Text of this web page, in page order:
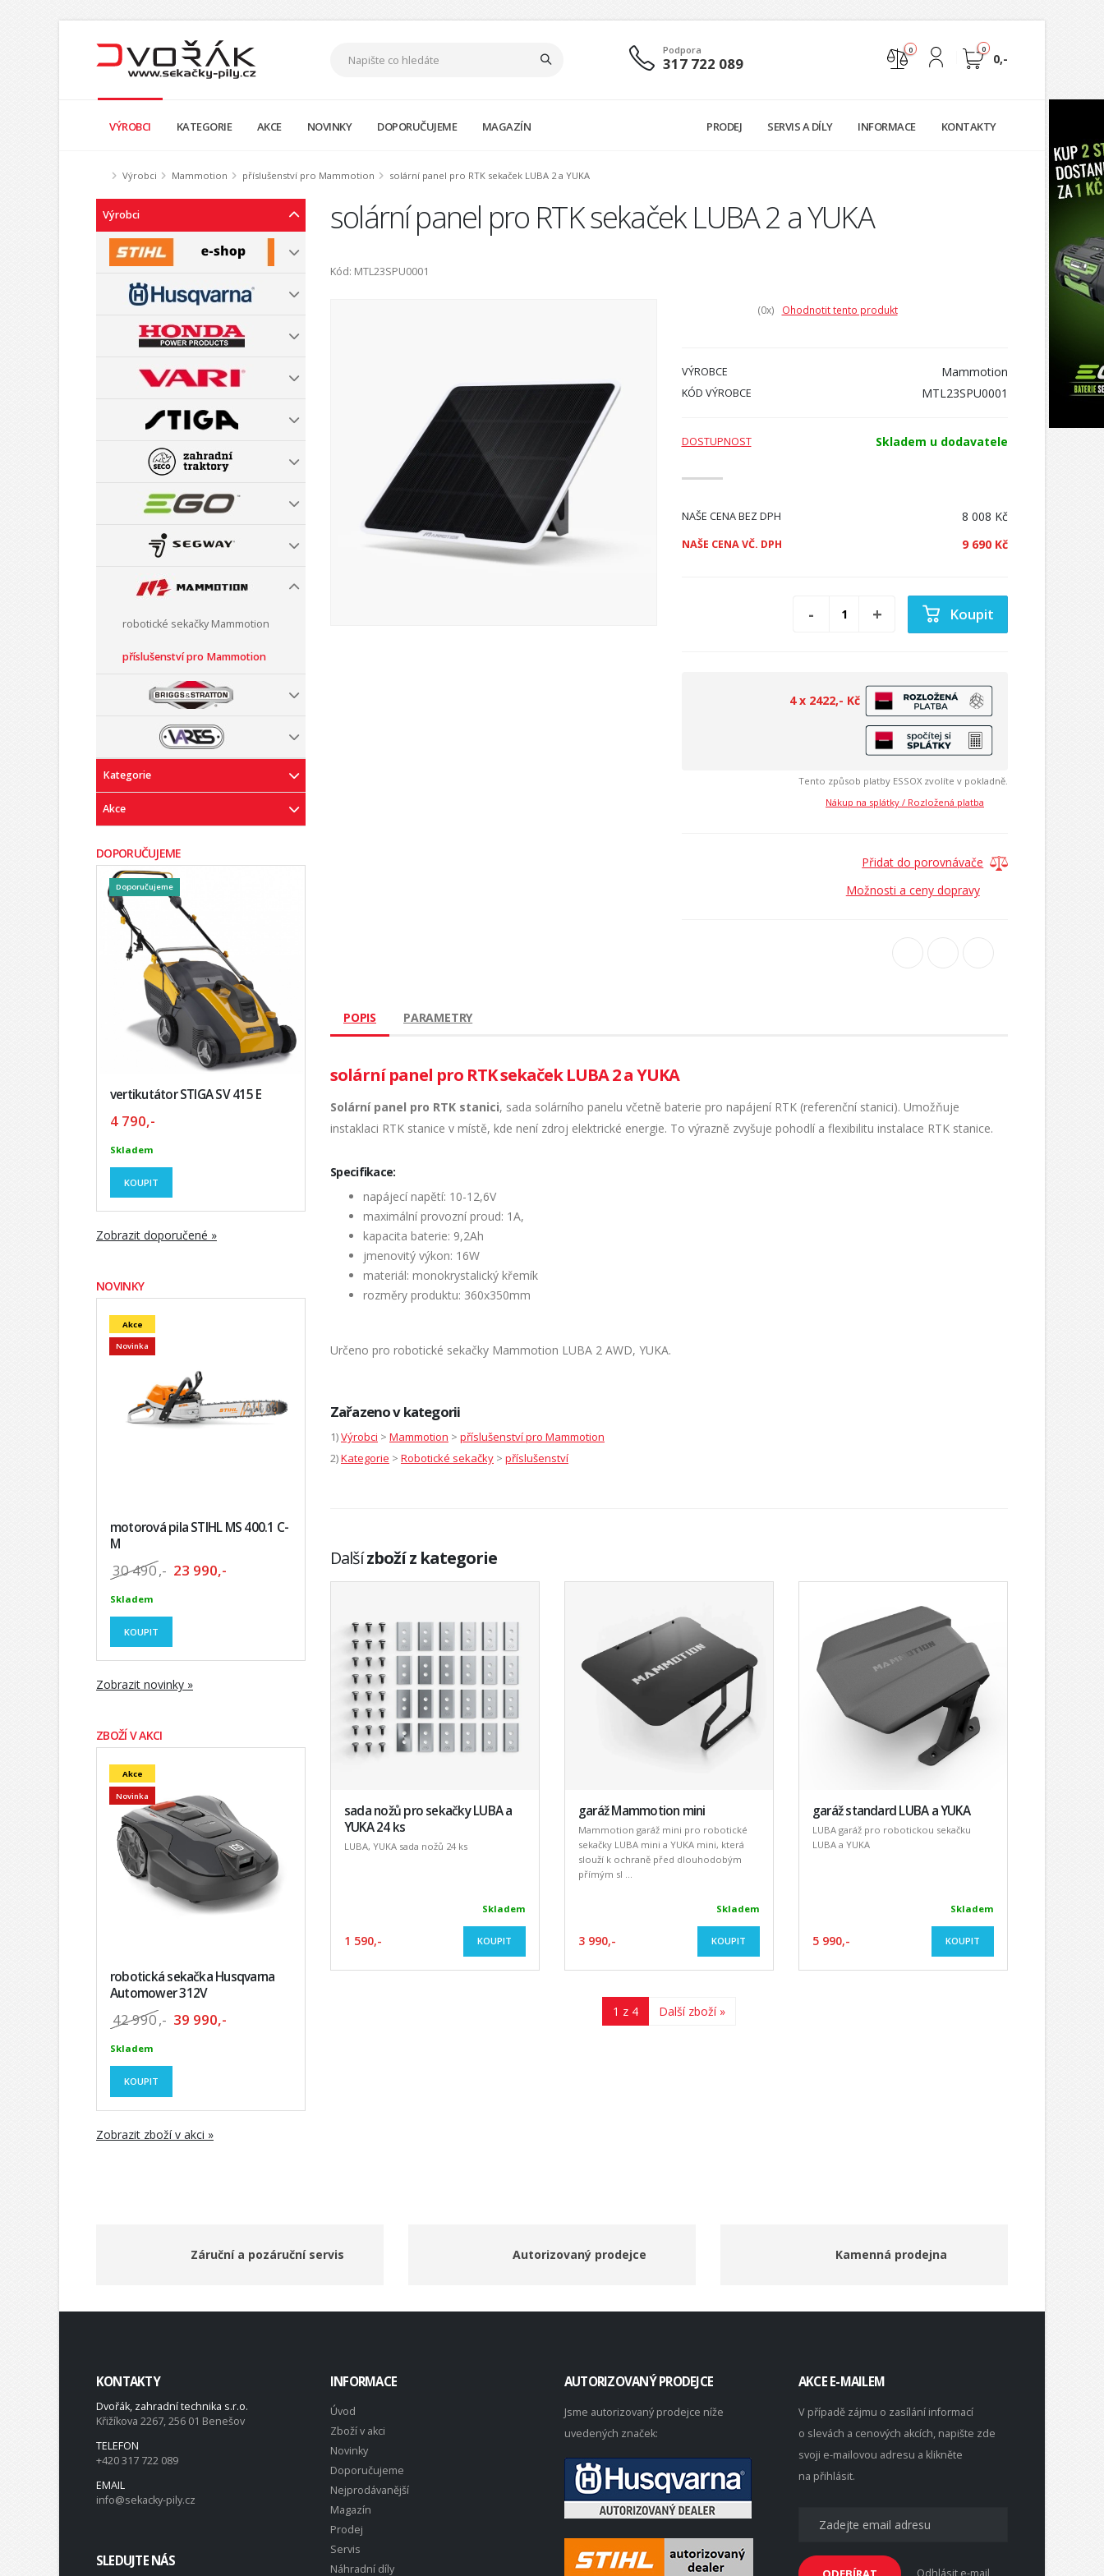
Podpora
317 722 089
0
0,-
0
VÝROBCI KATEGORIE AKCE NOVINKY DOPORUČUJEME MAGAZÍN PRODEJ SERVIS A DÍLY INFORMACE KONTAKTY
Výrobci Mammotion příslušenství pro Mammotion solární panel pro RTK sekaček LUBA 2 a YUKA
Výrobci
robotické sekačky Mammotion
příslušenství pro Mammotion
Kategorie
Akce
DOPORUČUJEME
Doporučujeme
vertikutátor STIGA SV 415 E
4 790,-
Skladem
KOUPIT
Zobrazit doporučené »
NOVINKY
Akce
Novinka
motorová pila STIHL MS 400.1 C-
M
30 490,- 23 990,-
Skladem
KOUPIT
Zobrazit novinky »
ZBOŽÍ V AKCI
Akce
Novinka
robotická sekačka Husqvarna
Automower 312V
42 990,- 39 990,-
Skladem
KOUPIT
Zobrazit zboží v akci »
solární panel pro RTK sekaček LUBA 2 a YUKA
Kód: MTL23SPU0001
(0x) Ohodnotit tento produkt
VÝROBCE Mammotion
KÓD VÝROBCE MTL23SPU0001
DOSTUPNOST Skladem u dodavatele
NAŠE CENA BEZ DPH 8 008 Kč
NAŠE CENA VČ. DPH 9 690 Kč
Koupit
4 x 2422,- Kč
Tento způsob platby ESSOX zvolíte v pokladně.
Nákup na splátky / Rozložená platba
Přidat do porovnávače
Možnosti a ceny dopravy
POPIS PARAMETRY
solární panel pro RTK sekaček LUBA 2 a YUKA
Solární panel pro RTK stanici, sada solárního panelu včetně baterie pro napájení RTK (referenční stanici). Umožňuje
instaklaci RTK stanice v místě, kde není zdroj elektrické energie. To výrazně zvyšuje pohodlí a flexibilitu instalace RTK stanice.
Specifikace:
napájecí napětí: 10-12,6V
maximální provozní proud: 1A,
kapacita baterie: 9,2Ah
jmenovitý výkon: 16W
materiál: monokrystalický křemík
rozměry produktu: 360x350mm
Určeno pro robotické sekačky Mammotion LUBA 2 AWD, YUKA.
Zařazeno v kategorii
1)Výrobci > Mammotion > příslušenství pro Mammotion
2)Kategorie > Robotické sekačky > příslušenství
Dalšízboží z kategorie
sada nožů pro sekačky LUBA a
YUKA 24 ks
LUBA, YUKA sada nožů 24 ks
Skladem
1 590,- KOUPIT
garáž Mammotion mini
Mammotion garáž mini pro robotické
sekačky LUBA mini a YUKA mini, která
slouží k ochraně před dlouhodobým
přímým sl ...
Skladem
3 990,- KOUPIT
garáž standard LUBA a YUKA
LUBA garáž pro robotickou sekačku
LUBA a YUKA
Skladem
5 990,- KOUPIT
1 z 4 Další zboží »
Záruční a pozáruční servis Autorizovaný prodejce Kamenná prodejna
KONTAKTY
Dvořák, zahradní technika s.r.o.
Křižíkova 2267, 256 01 Benešov
TELEFON
+420 317 722 089
EMAIL
info@sekacky-pily.cz
SLEDUJTE NÁS
INFORMACE
Úvod
Zboží v akci
Novinky
Doporučujeme
Nejprodávanější
Magazín
Prodej
Servis
Náhradní díly
AUTORIZOVANÝ PRODEJCE
Jsme autorizovaný prodejce níže
uvedených značek:
AKCE E-MAILEM
V případě zájmu o zasílání informací
o slevách a cenových akcích, napište zde
svoji e-mailovou adresu a klikněte
na přihlásit.
Odhlásit e-mail